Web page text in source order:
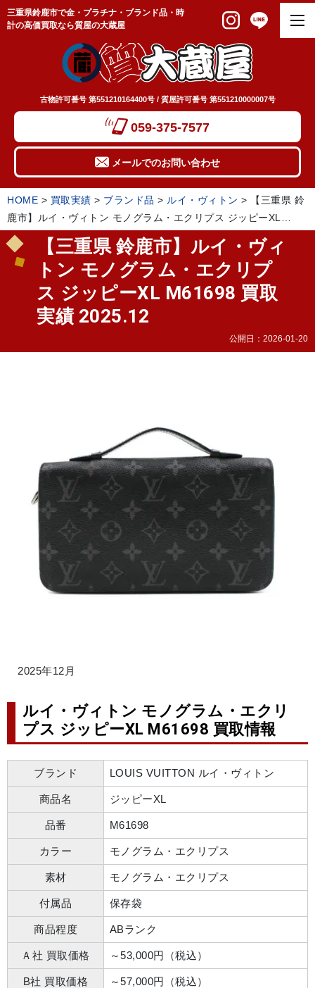
三重県鈴鹿市で金・プラチナ・ブランド品・時
計の高価買取なら質屋の大蔵屋
古物許可番号 第551210164400号 / 質屋許可番号 第551210000007号
059-375-7577
メールでのお問い合わせ
HOME > 買取実績 > ブランド品 > ルイ・ヴィトン >
【三重県 鈴
鹿市】ルイ・ヴィトン モノグラム・エクリプス ジッピーXL
M61698 買取実績 2025.12
【三重県 鈴鹿市】ルイ・ヴィ
トン モノグラム・エクリプ
ス ジッピーXL M61698 買取
実績 2025.12
公開日： 2026-01-20
2025年12月
ルイ・ヴィトン モノグラム・エクリ
プス ジッピーXL M61698 買取情報
ブランド LOUIS VUITTON ルイ・ヴィトン
商品名 ジッピーXL
品番 M61698
カラー モノグラム・エクリプス
素材 モノグラム・エクリプス
付属品 保存袋
商品程度 ABランク
Ａ社 買取価格 ～53,000円（税込）
B社 買取価格 ～57,000円（税込）